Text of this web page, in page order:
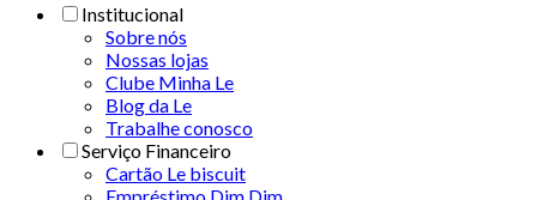
Institucional
Sobre nós
Nossas lojas
Clube Minha Le
Blog da Le
Trabalhe conosco
Serviço Financeiro
Cartão Le biscuit